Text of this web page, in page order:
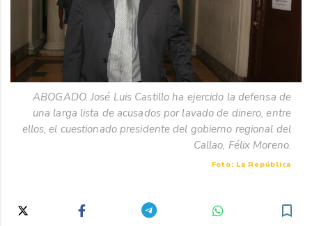
ABOGADO. José Luis Castillo ha ejercido la defensa de
una larga lista de acusados por lavado de dinero, entre
ellos, el cuestionado presidente del gobierno regional del
Callao, Félix Moreno.
Foto: La República